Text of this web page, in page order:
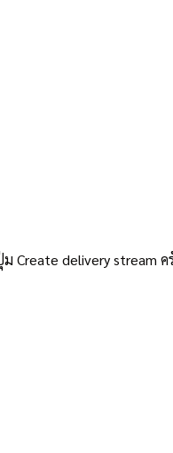
Create delivery stream